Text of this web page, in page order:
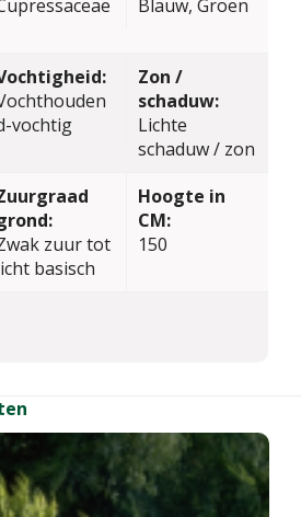
Blauw, Groen
vochtig
Zon /
schaduw:
Lichte
schaduw / zon
zuur tot
basisch
Hoogte in
CM:
150